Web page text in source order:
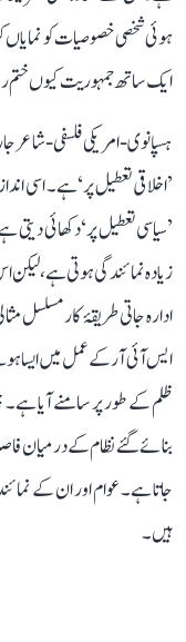
ہوئی شخصی خصوصیات کو
ایک ساتھ جمہوریت کیوں
’اخلاقی تعطیل پر‘ ہے۔ اسی
’سیاسی تعطیل پر‘ دکھائی
زیادہ نمائندگی ہوتی ہے،
ادارہ جاتی طریقۂ کار
ایس آئی آر کے عمل میں ایسا
ظلم کے طور پر سامنے آیا
بنائے گئے نظام کے درمیان
جاتا ہے۔ عوام اور ان کے
ہیں۔